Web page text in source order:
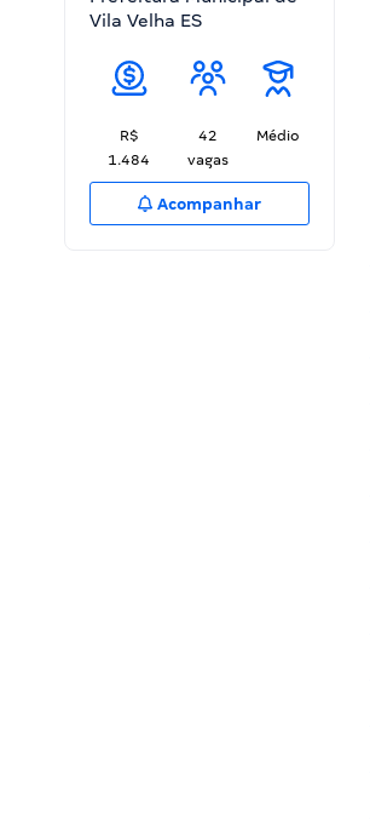
Vila Velha ES
R$
1.484
42
vagas
Médio
Acompanhar